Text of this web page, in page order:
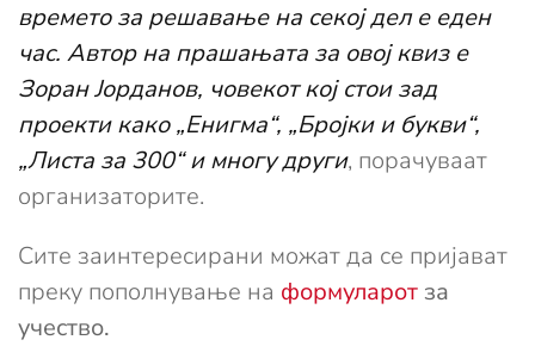
времето за решавање на секој дел е еден
час. Автор на прашањата за овој квиз е
Зоран Јорданов, човекот кој стои зад
проекти како „Енигма“, „Бројки и букви“,
„Листа за 300“ и многу други, порачуваат
организаторите.
Сите заинтересирани можат да се пријават
преку пополнување на формуларот за
учество.